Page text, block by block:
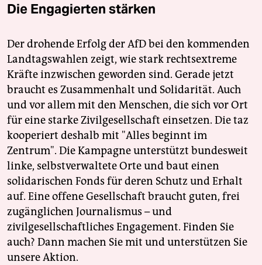
Die Engagierten stärken
Der drohende Erfolg der AfD bei den kommenden
Landtagswahlen zeigt, wie stark rechtsextreme
Kräfte inzwischen geworden sind. Gerade jetzt
braucht es Zusammenhalt und Solidarität. Auch
und vor allem mit den Menschen, die sich vor Ort
für eine starke Zivilgesellschaft einsetzen. Die taz
kooperiert deshalb mit "Alles beginnt im
Zentrum". Die Kampagne unterstützt bundesweit
linke, selbstverwaltete Orte und baut einen
solidarischen Fonds für deren Schutz und Erhalt
auf. Eine offene Gesellschaft braucht guten, frei
zugänglichen Journalismus – und
zivilgesellschaftliches Engagement. Finden Sie
auch? Dann machen Sie mit und unterstützen Sie
unsere Aktion.